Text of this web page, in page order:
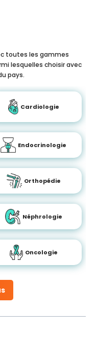
toutes les gammes
lesquelles choisir avec
pays.
Cardiologie
Endocrinologie
Orthopédie
Néphrologie
Oncologie